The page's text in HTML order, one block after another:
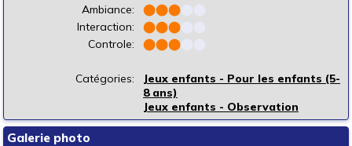
Ambiance:
⬤⬤⬤
Interaction:
⬤⬤⬤
Controle:
⬤⬤⬤
Catégories:
Jeux enfants - Pour les enfants (5-
8 ans)
Jeux enfants - Observation
Galerie photo